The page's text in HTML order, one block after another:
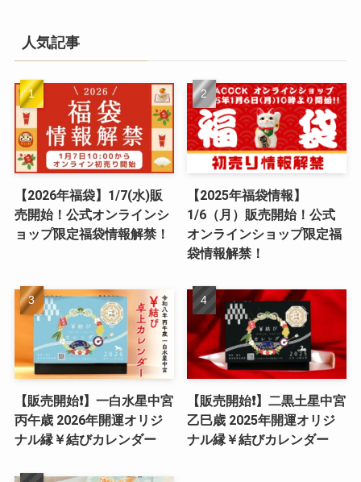
人気記事
【2026年福袋】1/7(水)販
売開始！公式オンラインシ
ョップ限定福袋情報解禁！
【2025年福袋情報】
1/6（月）販売開始！公式
オンラインショップ限定福
袋情報解禁！
【販売開始❗️】一白水星中宮
丙午歳 2026年開運オリジ
ナル縁￥結びカレンダー
【販売開始❗️】二黒土星中宮
乙巳歳 2025年開運オリジ
ナル縁￥結びカレンダー